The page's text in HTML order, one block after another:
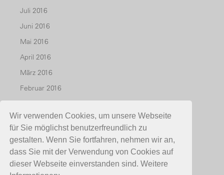
Wir verwenden Cookies, um unsere Webseite
für Sie möglichst benutzerfreundlich zu
gestalten. Wenn Sie fortfahren, nehmen wir an,
dass Sie mit der Verwendung von Cookies auf
dieser Webseite einverstanden sind. Weitere
Juli 2016
Juni 2016
Mai 2016
April 2016
März 2016
Februar 2016
Januar 2016
Dezember 2015
November 2015
Oktober 2015
Juli 2015